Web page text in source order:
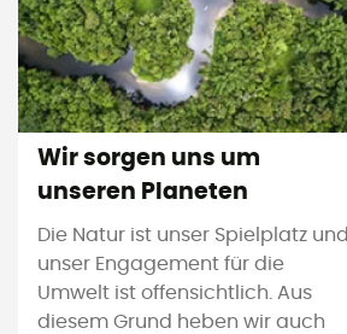
Wir sorgen uns um
unseren Planeten
Die Natur ist unser Spielplatz und
unser Engagement für die
Umwelt ist offensichtlich. Aus
diesem Grund heben wir auch